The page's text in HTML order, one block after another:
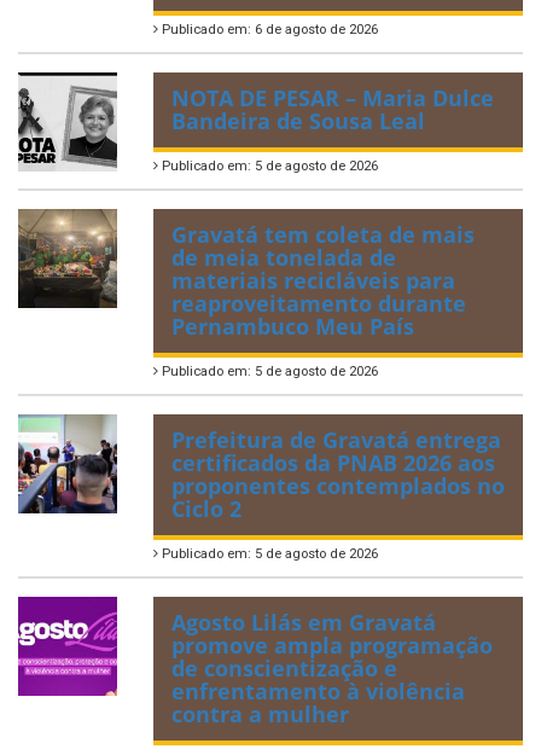
Publicado em: 6 de agosto de 2026
NOTA DE PESAR – Maria Dulce
Bandeira de Sousa Leal
Publicado em: 5 de agosto de 2026
Gravatá tem coleta de mais
de meia tonelada de
materiais recicláveis para
reaproveitamento durante
Pernambuco Meu País
Publicado em: 5 de agosto de 2026
Prefeitura de Gravatá entrega
certificados da PNAB 2026 aos
proponentes contemplados no
Ciclo 2
Publicado em: 5 de agosto de 2026
Agosto Lilás em Gravatá
promove ampla programação
de conscientização e
enfrentamento à violência
contra a mulher